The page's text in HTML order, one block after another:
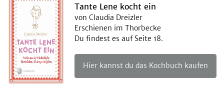
Tante Lene kocht ein
von Claudia Dreizler
Erschienen im Thorbecke
Du findest es auf Seite 18.
Hier kannst du das Kochbuch kaufen